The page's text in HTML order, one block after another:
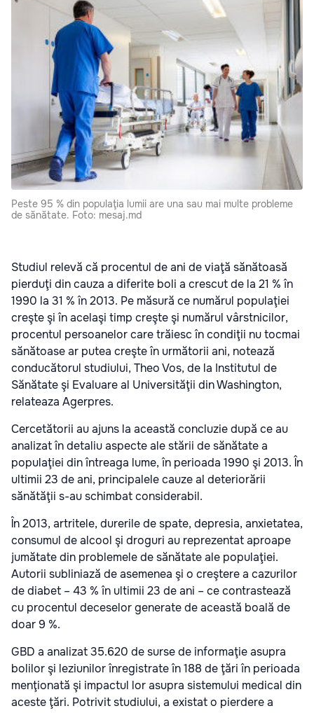
Peste 95 % din populaţia lumii are una sau mai multe probleme
de sănătate. Foto: mesaj.md
Studiul relevă că procentul de ani de viaţă sănătoasă
pierduţi din cauza a diferite boli a crescut de la 21 % în
1990 la 31 % în 2013. Pe măsură ce numărul populaţiei
creşte şi în acelaşi timp creşte şi numărul vârstnicilor,
procentul persoanelor care trăiesc în condiţii nu tocmai
sănătoase ar putea creşte în următorii ani, notează
conducătorul studiului, Theo Vos, de la Institutul de
Sănătate şi Evaluare al Universităţii din Washington,
relateaza Agerpres.
Cercetătorii au ajuns la această concluzie după ce au
analizat în detaliu aspecte ale stării de sănătate a
populaţiei din întreaga lume, în perioada 1990 şi 2013. În
ultimii 23 de ani, principalele cauze al deteriorării
sănătăţii s-au schimbat considerabil.
În 2013, artritele, durerile de spate, depresia, anxietatea,
consumul de alcool şi droguri au reprezentat aproape
jumătate din problemele de sănătate ale populaţiei.
Autorii subliniază de asemenea şi o creştere a cazurilor
de diabet – 43 % în ultimii 23 de ani – ce contrastează
cu procentul deceselor generate de această boală de
doar 9 %.
GBD a analizat 35.620 de surse de informaţie asupra
bolilor şi leziunilor înregistrate în 188 de ţări în perioada
menţionată şi impactul lor asupra sistemului medical din
aceste ţări. Potrivit studiului, a existat o pierdere a